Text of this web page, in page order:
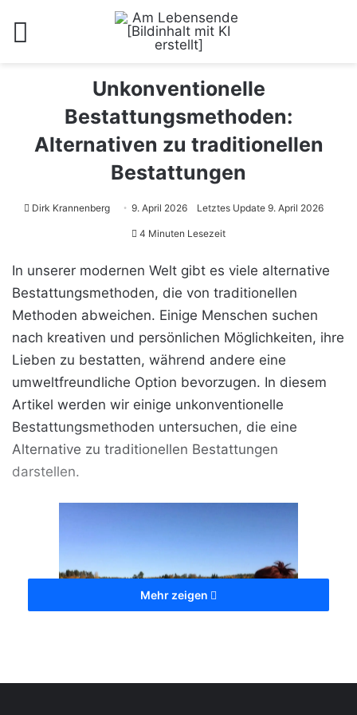
Unkonventionelle
Bestattungsmethoden:
Alternativen zu traditionellen
Bestattungen
Dirk Krannenberg 9. April 2026 Letztes Update 9. April 2026
4 Minuten Lesezeit
In unserer modernen Welt gibt es viele alternative
Bestattungsmethoden, die von traditionellen
Methoden abweichen. Einige Menschen suchen
nach kreativen und persönlichen Möglichkeiten, ihre
Lieben zu bestatten, während andere eine
umweltfreundliche Option bevorzugen. In diesem
Artikel werden wir einige unkonventionelle
Bestattungsmethoden untersuchen, die eine
Alternative zu traditionellen Bestattungen
darstellen.
Mehr zeigen